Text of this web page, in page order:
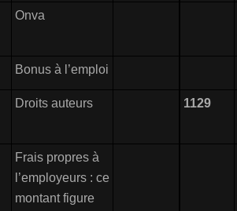
Onva
Bonus à l’emploi
Droits auteurs 1129
Frais propres à
l’employeurs : ce
montant figure